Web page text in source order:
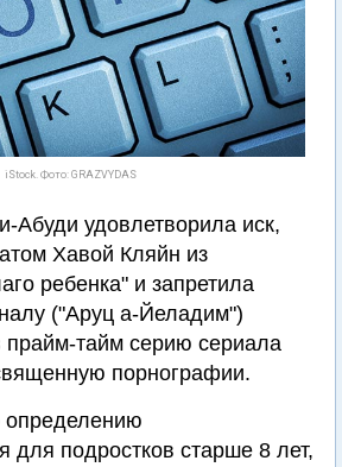
iStock. Фото: GRAZVYDAS
Абуди удовлетворила иск,
Хавой Кляйн из
ребенка" и запретила
("Аруц а-Йеладим")
прайм-тайм серию сериала
порнографии.
определению
для подростков старше 8 лет,